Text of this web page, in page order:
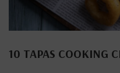
10 TAPAS COOKING